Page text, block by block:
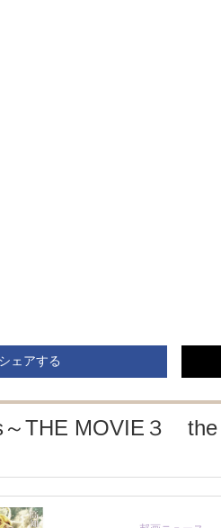
ェアする
～THE MOVIE３